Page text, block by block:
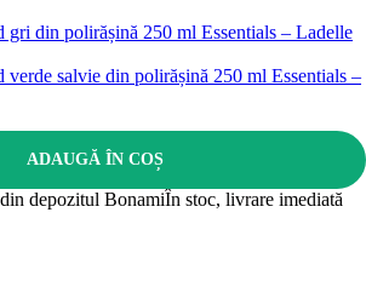
gri din polirășină 250 ml Essentials – Ladelle
verde salvie din polirășină 250 ml Essentials –
ADAUGĂ ÎN COȘ
depozitul BonamiÎn stoc, livrare imediată